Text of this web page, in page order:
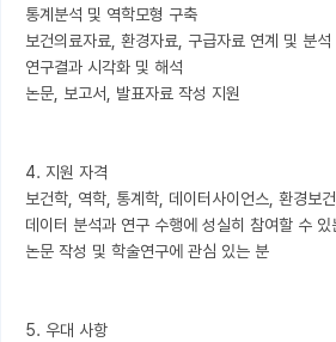
통계분석 및 역학모형 구축
보건의료자료, 환경자료, 구급자료 연계 및 분석
연구결과 시각화 및 해석
논문, 보고서, 발표자료 작성 지원
4. 지원 자격
보건학, 역학, 통계학, 데이터사이언스, 환경보
데이터 분석과 연구 수행에 성실히 참여할 수 있
논문 작성 및 학술연구에 관심 있는 분
5. 우대 사항